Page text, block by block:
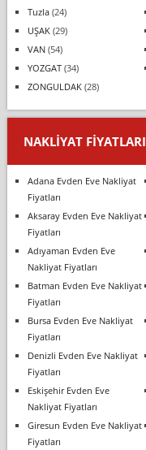
Tuzla(24)
UŞAK(29)
VAN(54)
YOZGAT(34)
ZONGULDAK(28)
NAKLIYAT FIYATLARI
Adana Evden Eve Nakliyat
Fiyatları
Aksaray Evden Eve Nakliyat
Fiyatları
Adıyaman Evden Eve
Nakliyat Fiyatları
Batman Evden Eve Nakliyat
Fiyatları
Bursa Evden Eve Nakliyat
Fiyatları
Denizli Evden Eve Nakliyat
Fiyatları
Eskişehir Evden Eve
Nakliyat Fiyatları
Giresun Evden Eve Nakliyat
Fiyatları